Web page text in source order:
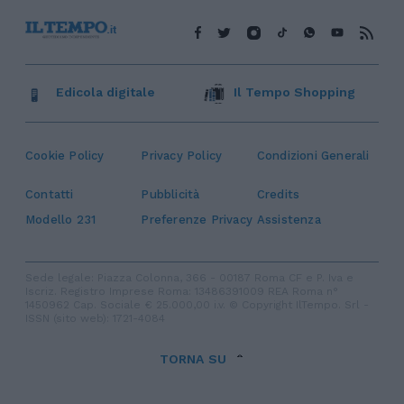
Cookie Policy Privacy Policy Condizioni Generali
Contatti Pubblicità
Credits
Modello 231
Preferenze Privacy Assistenza
Edicola digitale Il Tempo Shopping
TORNA SU